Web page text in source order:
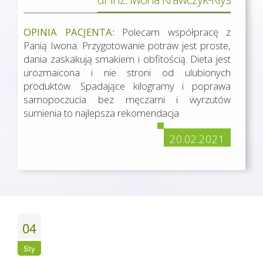
OPINIA PACJENTA: Polecam współpracę z
Panią Iwona. Przygotowanie potraw jest proste,
dania zaskakują smakiem i obfitością. Dieta jest
urozmaicona i nie stroni od ulubionych
produktów. Spadające kilogramy i poprawa
samopoczucia bez męczarni i wyrzutów
sumienia to najlepsza rekomendacja
20.02.2021
04
Sty